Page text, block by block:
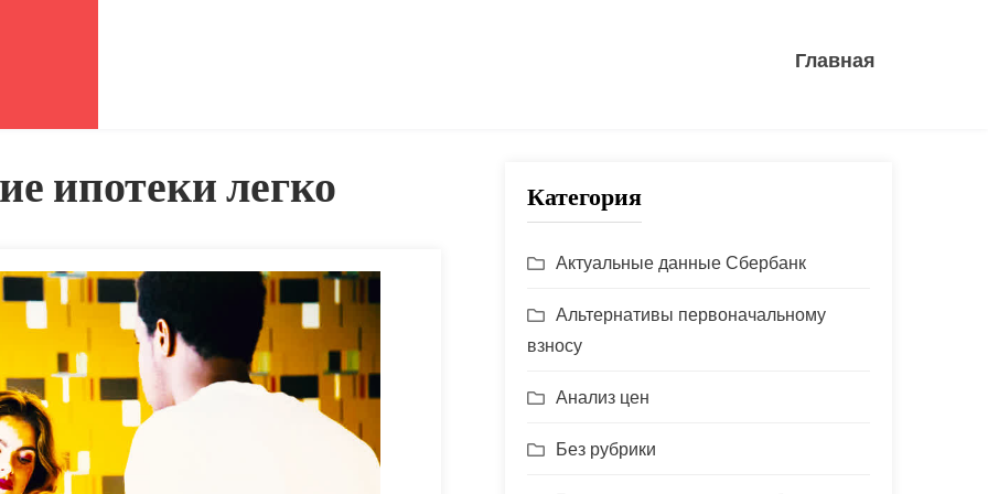
Главная
ипотеки легко Категория
Актуальные данные Сбербанк
Альтернативы первоначальному
взносу
Анализ цен
Без рубрики